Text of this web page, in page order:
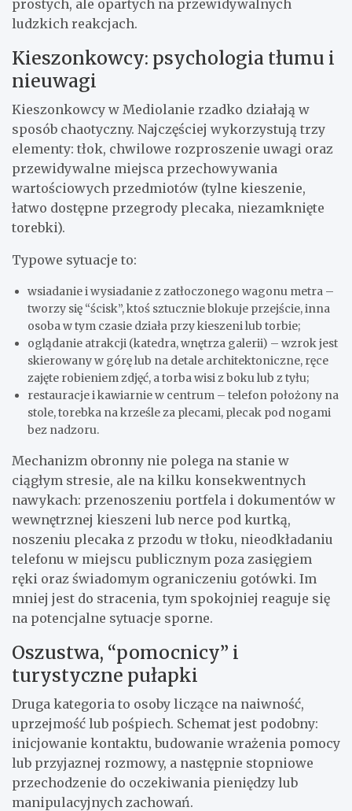
prostych, ale opartych na przewidywalnych
ludzkich reakcjach.
Kieszonkowcy: psychologia tłumu i
nieuwagi
Kieszonkowcy w Mediolanie rzadko działają w
sposób chaotyczny. Najczęściej wykorzystują trzy
elementy: tłok, chwilowe rozproszenie uwagi oraz
przewidywalne miejsca przechowywania
wartościowych przedmiotów (tylne kieszenie,
łatwo dostępne przegrody plecaka, niezamknięte
torebki).
Typowe sytuacje to:
wsiadanie i wysiadanie z zatłoczonego wagonu metra –
tworzy się “ścisk”, ktoś sztucznie blokuje przejście, inna
osoba w tym czasie działa przy kieszeni lub torbie;
oglądanie atrakcji (katedra, wnętrza galerii) – wzrok jest
skierowany w górę lub na detale architektoniczne, ręce
zajęte robieniem zdjęć, a torba wisi z boku lub z tyłu;
restauracje i kawiarnie w centrum – telefon położony na
stole, torebka na krześle za plecami, plecak pod nogami
bez nadzoru.
Mechanizm obronny nie polega na stanie w
ciągłym stresie, ale na kilku konsekwentnych
nawykach: przenoszeniu portfela i dokumentów w
wewnętrznej kieszeni lub nerce pod kurtką,
noszeniu plecaka z przodu w tłoku, nieodkładaniu
telefonu w miejscu publicznym poza zasięgiem
ręki oraz świadomym ograniczeniu gotówki. Im
mniej jest do stracenia, tym spokojniej reaguje się
na potencjalne sytuacje sporne.
Oszustwa, “pomocnicy” i
turystyczne pułapki
Druga kategoria to osoby liczące na naiwność,
uprzejmość lub pośpiech. Schemat jest podobny:
inicjowanie kontaktu, budowanie wrażenia pomocy
lub przyjaznej rozmowy, a następnie stopniowe
przechodzenie do oczekiwania pieniędzy lub
manipulacyjnych zachowań.